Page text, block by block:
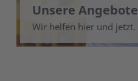
Unsere Angebote
Wir helfen hier und jetzt.